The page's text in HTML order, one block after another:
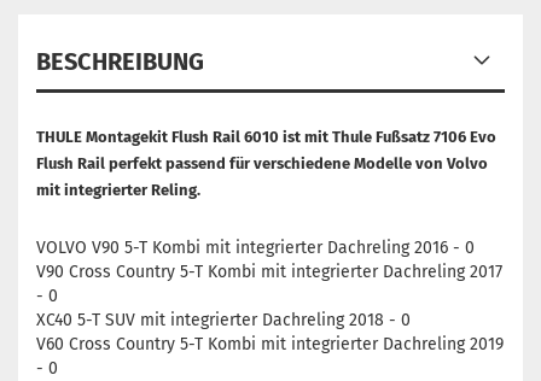
BESCHREIBUNG
THULE Montagekit Flush Rail 6010 ist mit Thule Fußsatz 7106 Evo
Flush Rail perfekt passend für verschiedene Modelle von Volvo
mit integrierter Reling.
VOLVO V90 5-T Kombi mit integrierter Dachreling 2016 - 0
V90 Cross Country 5-T Kombi mit integrierter Dachreling 2017
- 0
XC40 5-T SUV mit integrierter Dachreling 2018 - 0
V60 Cross Country 5-T Kombi mit integrierter Dachreling 2019
- 0